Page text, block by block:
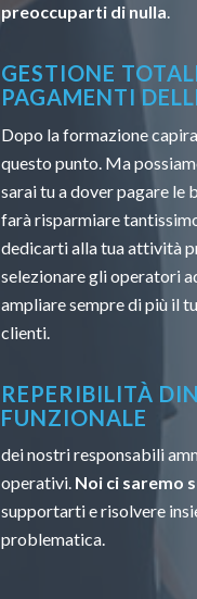
preoccuparti di nulla.
GESTIONE
PAGAMENTI
Dopo la formazione
questo punto. Ma
sarai tu a dover pagare le
farà risparmiare
dedicarti alla tua attività
selezionare gli operatori
ampliare sempre di più il
clienti.
REPERIBILITÀ
FUNZIONALE
dei nostri responsabili
operativi. Noi ci saremo
supportarti e risolvere
problematica.